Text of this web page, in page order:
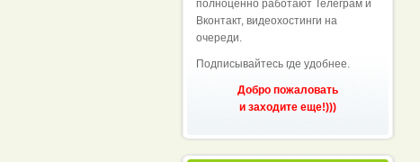
полноценно работают Телеграм и
Вконтакт, видеохостинги на
очереди.
Подписывайтесь где удобнее.
Добро пожаловать
и заходите еще!)))